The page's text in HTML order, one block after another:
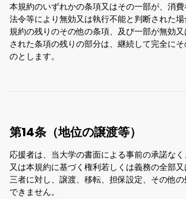
本規約のいずれかの条項又はその一部が、消
法令等により無効又は執行不能と判断された
規約の残りのその他の条項、及び一部が無効
された条項の残りの部分は、継続して完全に
のとします。
第14条（地位の譲渡等）
応援者は、当大学の書面による事前の承諾な
又は本規約に基づく権利若しくは義務の全部
三者に対し、譲渡、移転、担保設定、その他
できません。